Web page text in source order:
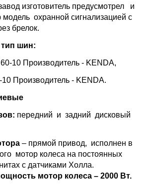
изготовитель предусмотрел и
модель охранной сигнализацией с
брелок.
и тип шин:
10 Производитель - KENDA,
Производитель - KENDA.
передний и задний дисковый
– прямой привод, исполнен в
мотор колеса на постоянных
с датчиками Холла.
мотор колеса – 2000 Вт.